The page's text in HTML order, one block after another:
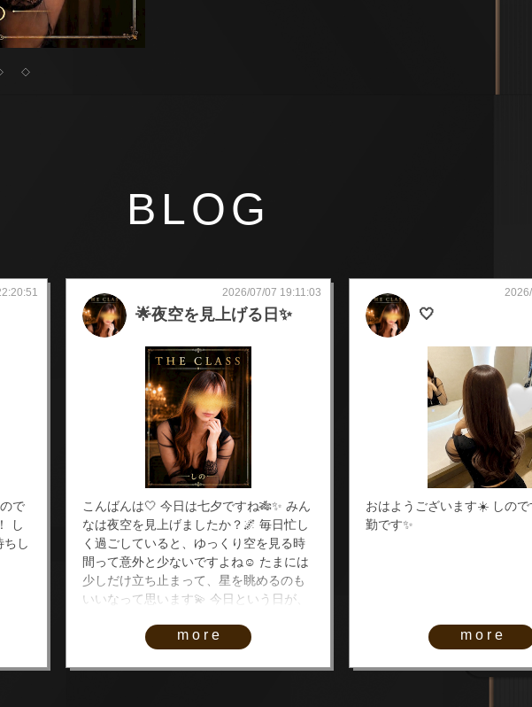
◇
BLOG
で
し
し
🌟夜空を見上げる日✨
2026/07/07 19:11:03
こんばんは🤍 今日は七夕ですね🎋✨ みん
なは夜空を見上げましたか？🌌 毎日忙し
く過ごしていると、ゆっくり空を見る時
間って意外と少ないですよね☺️ たまには
少しだけ立ち止まって、星を眺めるのも
いいなって思います💫 今日という日が、
ように🥰 私は今日も元気に出勤していま
しょう🎋💕
more
🤍
おはようございます☀️ しので
勤です✨
more